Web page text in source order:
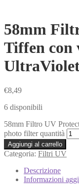
58mm
Tiffen con
€8,49
6 disponibili
58mm Filtro UV
photo filter quantità
Aggiungi al carrello
Categoria: Filtri UV
Descrizione
Informazioni